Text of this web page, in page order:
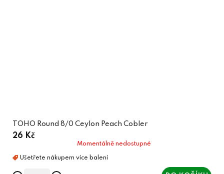
TOHO Round 8/0 Ceylon Peach Cobler
26 Kč
Momentálně nedostupné